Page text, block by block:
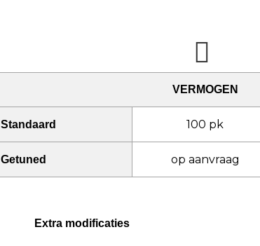
VERMOGEN
Standaard 100 pk
Getuned op aanvraag
Extra modificaties